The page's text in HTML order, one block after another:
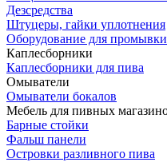
Дезсредства
Штуцеры, гайки уплотнения
Оборудование для
Каплесборники
Каплесборники для пива
Омыватели
Омыватели бокалов
Мебель для пивных
Барные стойки
Фальш панели
Островки разливного пива